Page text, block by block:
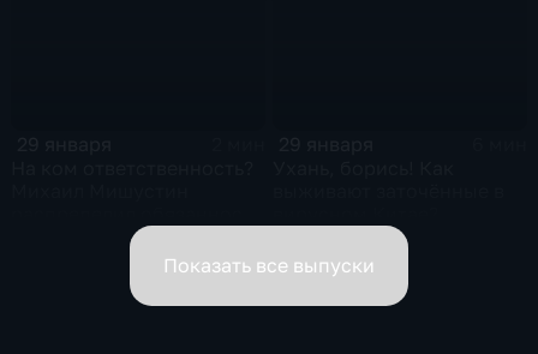
вице-премьеров
Показать все выпуски